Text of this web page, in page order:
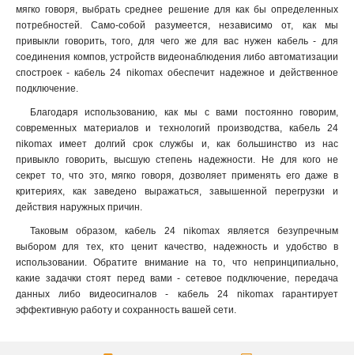
мягко говоря, выбрать среднее решение для как бы определенных
потребностей. Само-собой разумеется, независимо от, как мы
привыкли говорить, того, для чего же для вас нужен кабель - для
соединения компов, устройств видеонаблюдения либо автоматизации
спостроек - кабель 24 nikomax обеспечит надежное и действенное
подключение.
Благодаря использованию, как мы с вами постоянно говорим,
современных материалов и технологий производства, кабель 24
nikomax имеет долгий срок службы и, как большинство из нас
привыкло говорить, высшую степень надежности. Не для кого не
секрет то, что это, мягко говоря, дозволяет применять его даже в
критериях, как заведено выражаться, завышенной перегрузки и
действия наружных причин.
Таковым образом, кабель 24 nikomax является безупречным
выбором для тех, кто ценит качество, надежность и удобство в
использовании. Обратите внимание на то, что непринципиально,
какие задачки стоят перед вами - сетевое подключение, передача
данных либо видеосигналов - кабель 24 nikomax гарантирует
эффективную работу и сохранность вашей сети.